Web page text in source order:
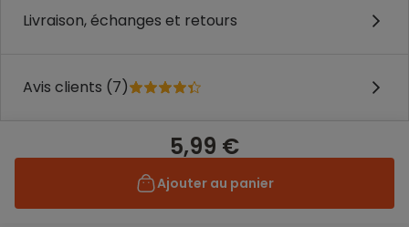
Livraison, échanges et retours
Avis clients (7)
5,99 €
Ajouter au panier